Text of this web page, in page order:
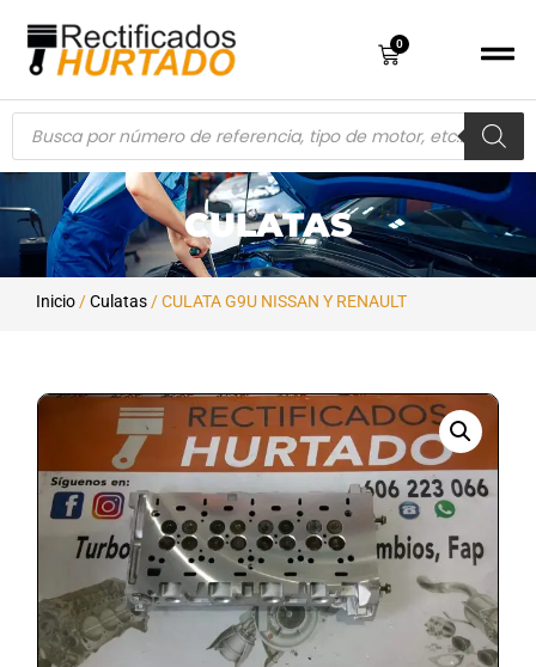
0
CULATAS
Inicio /Culatas / CULATA G9U NISSAN Y RENAULT